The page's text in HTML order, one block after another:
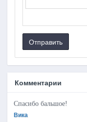
Отправить
Комментарии
Спасибо бальшое!
Вика